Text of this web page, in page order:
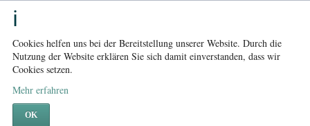
Cookies helfen uns bei der Bereitstellung unserer Website. Durch die
Nutzung der Website erklären Sie sich damit einverstanden, dass wir
Cookies setzen.
Mehr erfahren
OK